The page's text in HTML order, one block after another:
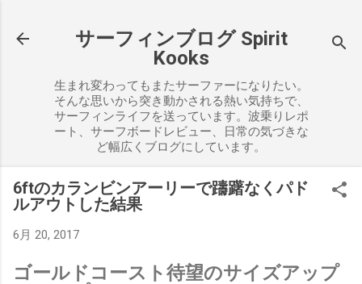
サーフィンブログ Spirit
Kooks
生まれ変わってもまたサーファーになりたい。
そんな思いから突き動かされる熱い気持ちで、
サーフィンライフを送っています。波乗りレポ
ート、サーフボードレビュー、日常の気づきな
ど幅広くブログにしています。
6ftのカランビンアーリーで躊躇なくパド
ルアウトした結果
6月 20, 2017
ゴールドコースト待望のサイズアップ